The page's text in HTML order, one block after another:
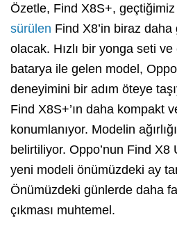
Özetle, Find X8S+,
sürülen Find X8’in biraz
olacak. Hızlı bir yonga seti
batarya ile gelen model,
deneyimini bir adım öteye
Find X8S+’ın daha kompakt
konumlanıyor. Modelin
belirtiliyor. Oppo’nun Find X8
yeni modeli önümüzdeki ay
Önümüzdeki günlerde daha
çıkması muhtemel.